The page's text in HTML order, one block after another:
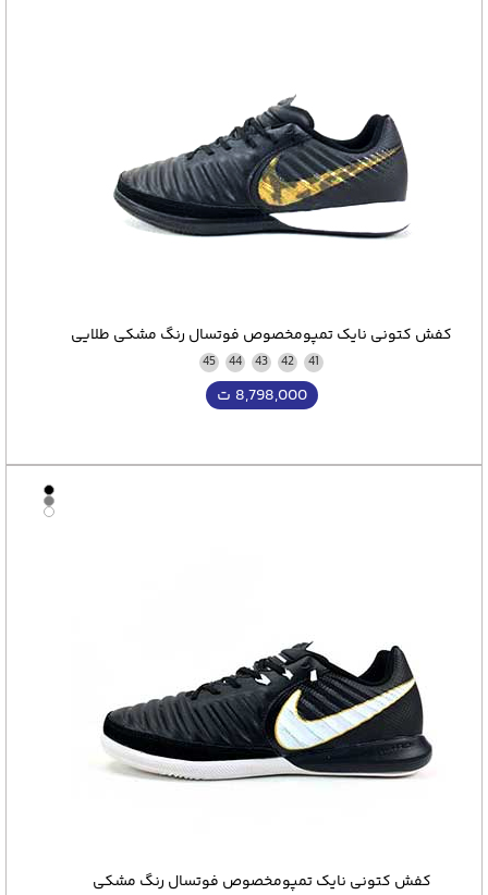
کفش کتونی نایک تمپومخصوص فوتسال رنگ مشکی طلایی
41
42
43
44
45
8,798,000 ت
کفش کتونی نایک تمپومخصوص فوتسال رنگ مشکی